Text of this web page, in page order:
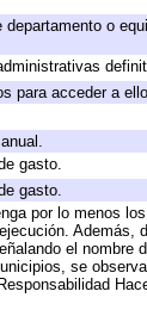
o
para acceder a
gasto.
gasto.
por lo menos
el
se